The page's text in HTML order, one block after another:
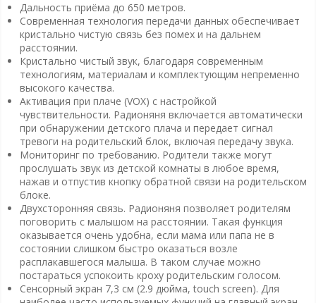
Дальность приёма до 650 метров.
Современная технология передачи данных обеспечивает
кристально чистую связь без помех и на дальнем
расстоянии.
Кристально чистый звук, благодаря современным
технологиям, материалам и комплектующим непременно
высокого качества.
Активация при плаче (VOX) с настройкой
чувствительности. Радионяня включается автоматически
при обнаружении детского плача и передает сигнал
тревоги на родительский блок, включая передачу звука.
Мониторинг по требованию. Родители также могут
прослушать звук из детской комнаты в любое время,
нажав и отпустив кнопку обратной связи на родительском
блоке.
Двухсторонняя связь. Радионяня позволяет родителям
поговорить с малышом на расстоянии. Такая функция
оказывается очень удобна, если мама или папа не в
состоянии слишком быстро оказаться возле
расплакавшегося малыша. В таком случае можно
постараться успокоить кроху родительским голосом.
Сенсорный экран 7,3 см (2.9 дюйма, touch screen). Для